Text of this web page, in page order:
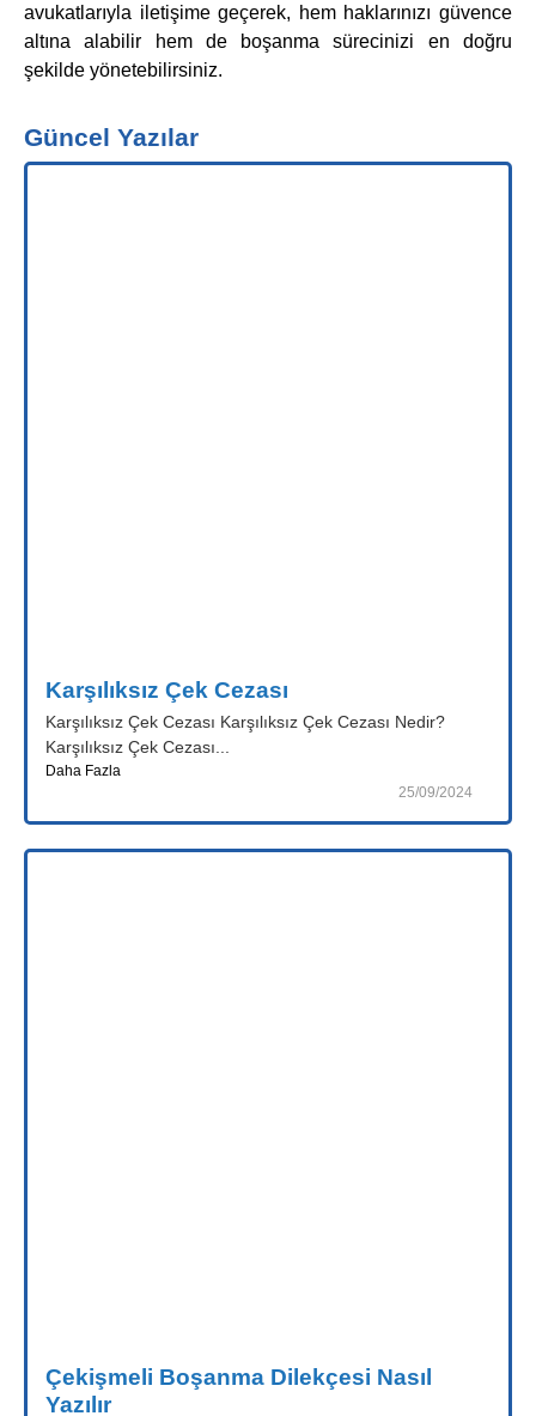
avukatlarıyla iletişime geçerek, hem haklarınızı güvence
altına alabilir hem de boşanma sürecinizi en doğru
şekilde yönetebilirsiniz.
Güncel Yazılar
Karşılıksız Çek Cezası
Karşılıksız Çek Cezası Karşılıksız Çek Cezası Nedir?
Karşılıksız Çek Cezası...
Daha Fazla
25/09/2024
Çekişmeli Boşanma Dilekçesi Nasıl
Yazılır